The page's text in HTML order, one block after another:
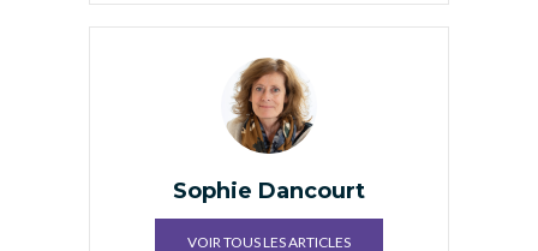
Sophie Dancourt
VOIR TOUS LES ARTICLES